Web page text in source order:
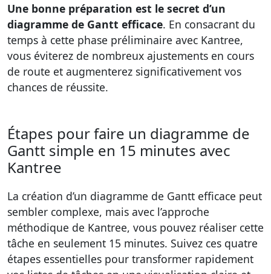
Une bonne préparation est le secret d’un
diagramme de Gantt efficace. En consacrant du
temps à cette phase préliminaire avec Kantree,
vous éviterez de nombreux ajustements en cours
de route et augmenterez significativement vos
chances de réussite.
Étapes pour faire un diagramme de
Gantt simple en 15 minutes avec
Kantree
La création d’un diagramme de Gantt efficace peut
sembler complexe, mais avec l’approche
méthodique de Kantree, vous pouvez réaliser cette
tâche en seulement 15 minutes. Suivez ces quatre
étapes essentielles pour transformer rapidement